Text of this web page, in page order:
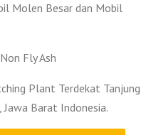
Molen Besar dan Mobil
Fly Ash
Plant Terdekat Tanjung
Jawa Barat Indonesia.